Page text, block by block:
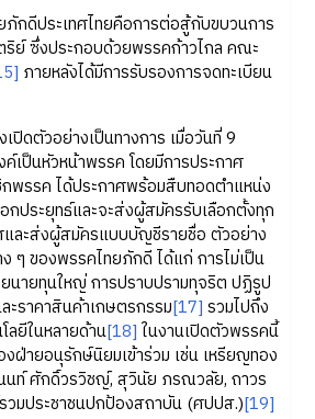
ประเทศไทยคือการต่อสู้กับขบวนการ
ย์ ซึ่งประกอบด้วยพรรคก้าวไกล คณะ
ภายหลังได้มีการรับรองการจดทะเบียน
ตัวอย่างเป็นทางการ เมื่อวันที่ 9
เป็นหัวหน้าพรรค โดยมีการประกาศ
พรรค ได้ประกาศพร้อมสืบทอดตำแหน่ง
ประยุทธ์และจะส่งผู้สมัครรับเลือกตั้งทุก
และส่งผู้สมัครแบบบัญชีรายชื่อ ตัวอย่าง
ๆ ของพรรคไทยภักดี ได้แก่ การไม่เป็น
นายทุนใหญ่ การปราบปรามทุจริต ปฏิรูป
ะราคาสินค้าเกษตรกรรม[17] รวมไปถึง
ยีในหลายด้าน[18] ในงานเปิดตัวพรรคนี้
งฝ่ายอนุรักษ์นิยมเข้าร่วม เช่น เหรียญทอง
นท์ ศักดิ์วรวิชญ์, สุวินัย ภรณวลัย, ถาวร
วมประชาชนปกป้องสถาบัน (ศปปส.)[19]